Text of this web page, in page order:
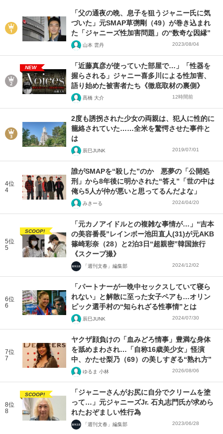
「父の通夜の晩、息子を狙うジャニー氏に気
づいた」元SMAP草彅剛（49）が巻き込まれ
た「ジャニーズ性加害問題」の“数奇な因縁”
山本 雲丹 2023/08/04
NEW
「近藤真彦が使っていた部屋で…」「性器を
握らされる」ジャニー喜多川による性加害、
語り始めた被害者たち《徹底取材の裏側》
髙橋 大介 12時間前
2度も誘拐された少女の両親は、犯人に性的に
籠絡されていた……全米を驚愕させた事件と
は
辰巳JUNK 2019/07/01
4位
4
誰がSMAPを“殺した”のか 悪夢の「公開処
刑」から8年後に明かされた“答え”「世の中は
俺ら5人が仲が悪いと思ってるんだよな」
みきーる 2024/04/20
5位
5
SCOOP!
「元カノアイドルとの複雑な事情が…」“吉本
の美容番長”レインボー池田直人(31)が元AKB
篠崎彩奈（28）と2泊3日“超親密”韓国旅行
《スクープ撮》
「週刊文春」編集部 2024/12/02
6位
6
「パートナーが一晩中セックスしていて寝ら
れない」と解散に至った女子ペアも…オリン
ピック選手村の“知られざる性事情”とは
辰巳JUNK 2024/07/30
7位
7
ヤクザ顔負けの「血みどろ情事」豊満な身体
を舐めまわされ…「自称16歳美少女」怪演
中、かたせ梨乃（69）の美しすぎる“熟れ方”
ゆるま 小林 2026/08/06
8位
8
SCOOP!
「ジャニーさんがお尻に自分でクリームを塗
って…」元ジャニーズJr. 石丸志門氏が求めら
れたおぞましい性行為
「週刊文春」編集部 2023/06/28